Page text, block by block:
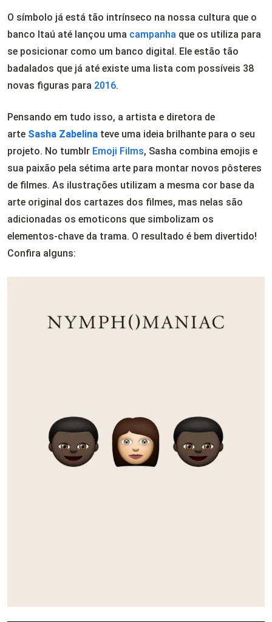
O símbolo já está tão intrínseco na nossa cultura que o
banco Itaú até lançou uma campanha que os utiliza para
se posicionar como um banco digital. Ele estão tão
badalados que já até existe uma lista com possíveis 38
novas figuras para 2016.
Pensando em tudo isso, a artista e diretora de
arte Sasha Zabelina teve uma ideia brilhante para o seu
projeto. No tumblr Emoji Films, Sasha combina emojis e
sua paixão pela sétima arte para montar novos pôsteres
de filmes. As ilustrações utilizam a mesma cor base da
arte original dos cartazes dos filmes, mas nelas são
adicionadas os emoticons que simbolizam os
elementos-chave da trama. O resultado é bem divertido!
Confira alguns: